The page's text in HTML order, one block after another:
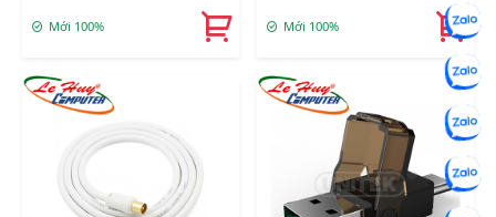
Mới 100% Mới 100%